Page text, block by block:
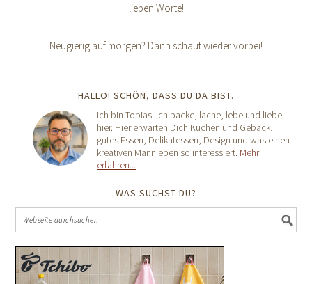
lieben Worte!
Neugierig auf morgen? Dann schaut wieder vorbei!
HALLO! SCHÖN, DASS DU DA BIST.
Ich bin Tobias. Ich backe, lache, lebe und liebe
hier. Hier erwarten Dich Kuchen und Gebäck,
gutes Essen, Delikatessen, Design und was einen
kreativen Mann eben so interessiert. Mehr
erfahren...
WAS SUCHST DU?